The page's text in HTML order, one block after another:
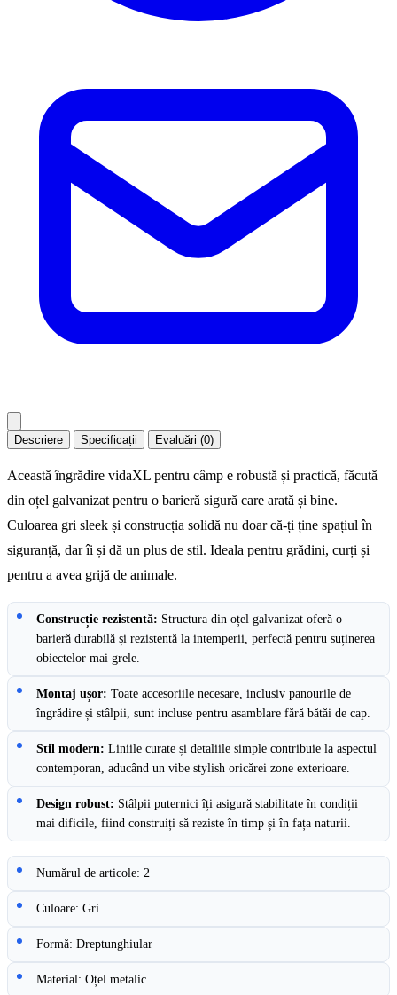
Descriere Specificații Evaluări (0)
Această îngrădire vidaXL pentru câmp e robustă și practică, făcută
din oțel galvanizat pentru o barieră sigură care arată și bine.
Culoarea gri sleek și construcția solidă nu doar că-ți ține spațiul în
siguranță, dar îi și dă un plus de stil. Ideala pentru grădini, curți și
pentru a avea grijă de animale.
Construcție rezistentă: Structura din oțel galvanizat oferă o
barieră durabilă și rezistentă la intemperii, perfectă pentru suținerea
obiectelor mai grele.
Montaj ușor: Toate accesoriile necesare, inclusiv panourile de
îngrădire și stâlpii, sunt incluse pentru asamblare fără bătăi de cap.
Stil modern: Liniile curate și detaliile simple contribuie la aspectul
contemporan, aducând un vibe stylish oricărei zone exterioare.
Design robust: Stâlpii puternici îți asigură stabilitate în condiții
mai dificile, fiind construiți să reziste în timp și în fața naturii.
Numărul de articole: 2
Culoare: Gri
Formă: Dreptunghiular
Material: Oțel metalic